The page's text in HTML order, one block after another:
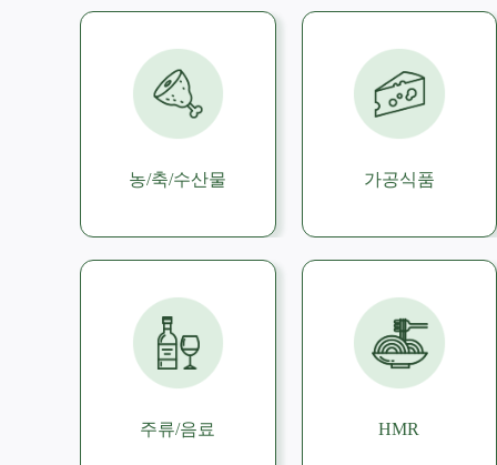
농/축/수산물 가공식품
주류/음료 HMR